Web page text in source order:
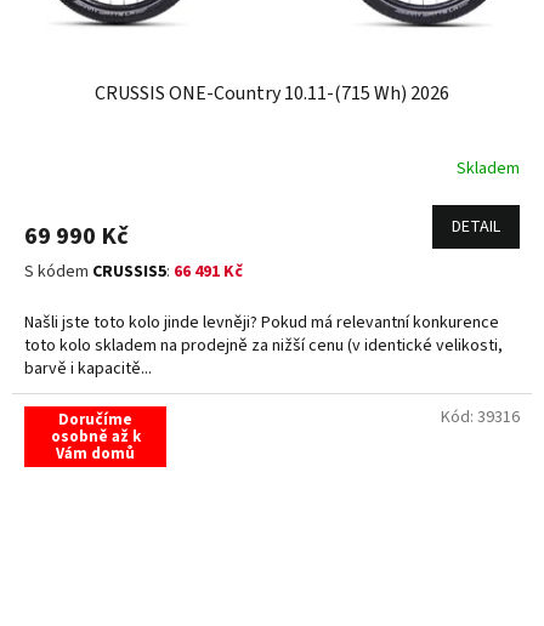
CRUSSIS ONE-Country 10.11-(715 Wh) 2026
Skladem
69 990 Kč
DETAIL
S kódem CRUSSIS5: 66 491 Kč
Našli jste toto kolo jinde levněji? Pokud má relevantní konkurence
toto kolo skladem na prodejně za nižší cenu (v identické velikosti,
barvě i kapacitě...
Doručíme
osobně až k
Vám domů
Kód: 39316